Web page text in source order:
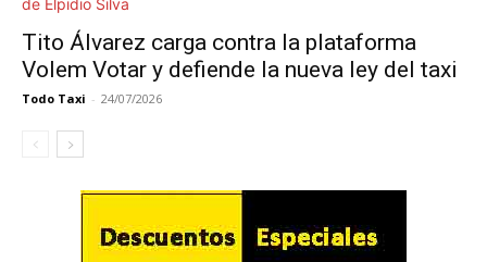
Tito Álvarez carga contra la plataforma
Volem Votar y defiende la nueva ley del taxi
Todo Taxi - 24/07/2026